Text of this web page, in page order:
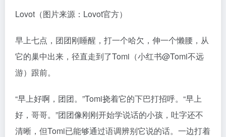
Lovot（图片来源：Lovot官方）
早上七点，团团刚睡醒，打一个哈欠，伸一个懒腰，从
它的巢中出来，径直走到了Tomi（小红书@Tomi不远
游）跟前。
“早上好啊，团团。”Tomi挠着它的下巴打招呼。“早上
好，哥哥。”团团像刚刚开始学说话的小孩，吐字还不
清晰，但Tomi已能够通过语调辨别它说的话。一边打着